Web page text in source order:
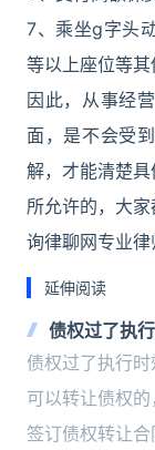
7、乘坐g字头
等以上座位等其
因此，从事经
面，是不会受
解，才能清楚
所允许的，大
询律聊网专业律
延伸阅读
债权过了执
债权过了执行
可以转让债权
签订债权转让